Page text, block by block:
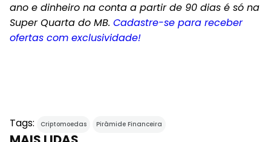
ano e dinheiro na conta a partir de 90 dias é só na
Super Quarta do MB. Cadastre-se para receber
ofertas com exclusividade!
Tags: Criptomoedas Pirâmide Financeira